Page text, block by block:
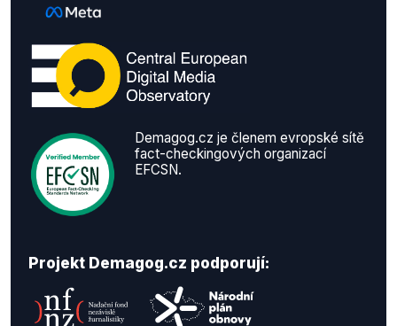
Demagog.cz je členem evropské sítě
fact-checkingových organizací
EFCSN.
Projekt Demagog.cz podporují: